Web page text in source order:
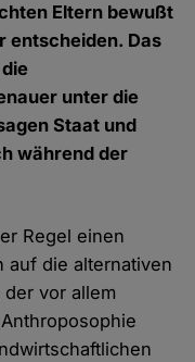
Eltern bewußt
entscheiden. Das
unter die
Staat und
während der
Regel einen
auf die alternativen
vor allem